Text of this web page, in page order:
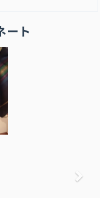
ート